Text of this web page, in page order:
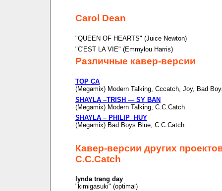
Carol Dean
"QUEEN OF HEARTS" (Juice Newton)
"C'EST LA VIE" (Emmylou Harris)
Различные кавер-версии
TOP CA
(Megamix) Modern Talking, Cccatch, Joy, Bad
SHAYLA –TRISH — SY BAN
(Megamix) Modern Talking, C.C.Catch
SHAYLA – PHILIP HUY
(Megamix) Bad Boys Blue, C.C.Catch
Кавер-версии других
C.C.Catch
lynda trang day
"kimigasuki" (optimal)